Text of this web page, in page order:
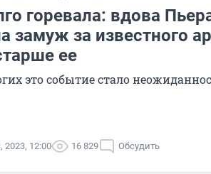
горевала: вдова
замуж за известного
ее
это событие стало
2023, 12:00 16 829 Обсудить